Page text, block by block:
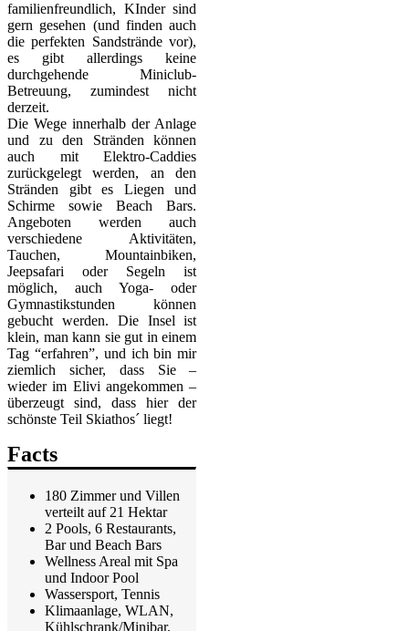
familienfreundlich, KInder sind
gern gesehen (und finden auch
die perfekten Sandstrände vor),
es gibt allerdings keine
durchgehende Miniclub-
Betreuung, zumindest nicht
derzeit.
Die Wege innerhalb der Anlage
und zu den Stränden können
auch mit Elektro-Caddies
zurückgelegt werden, an den
Stränden gibt es Liegen und
Schirme sowie Beach Bars.
Angeboten werden auch
verschiedene Aktivitäten,
Tauchen, Mountainbiken,
Jeepsafari oder Segeln ist
möglich, auch Yoga- oder
Gymnastikstunden können
gebucht werden. Die Insel ist
klein, man kann sie gut in einem
Tag “erfahren”, und ich bin mir
ziemlich sicher, dass Sie –
wieder im Elivi angekommen –
überzeugt sind, dass hier der
schönste Teil Skiathos´ liegt!
Facts
180 Zimmer und Villen
verteilt auf 21 Hektar
2 Pools, 6 Restaurants,
Bar und Beach Bars
Wellness Areal mit Spa
und Indoor Pool
Wassersport, Tennis
Klimaanlage, WLAN,
Kühlschrank/Minibar,